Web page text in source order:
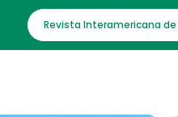
Revista Interamericana